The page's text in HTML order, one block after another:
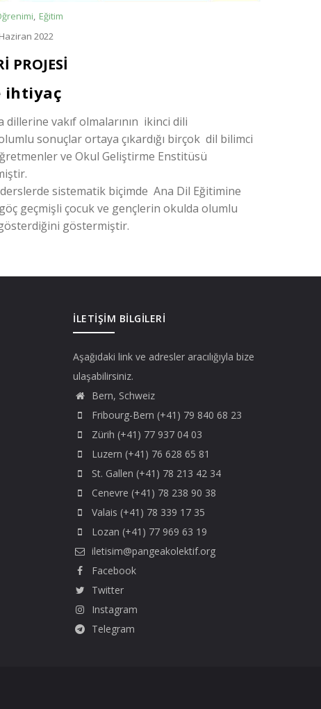
Eğitim
2022
PROJESİ
ihtiyaç
dillerine vakıf olmalarının ikinci dili
sonuçlar ortaya çıkardığı birçok dil bilimci
ve Okul Geliştirme Enstitüsü
sistematik biçimde Ana Dil Eğitimine
geçmişli çocuk ve gençlerin okulda olumlu
göstermiştir.
İLETIŞIM BILGILERI
Aşağıdaki link ve adresler aracılığıyla bize
ulaşabilirsiniz.
Bern, Schweiz
Fribourg-Bern (+41) 79 840 68 23
Zürih (+41) 77 937 04 03
Luzern (+41) 76 628 65 81
St. Gallen (+41) 78 213 42 34
Cenevre (+41) 78 238 90 38
Valais (+41) 78 339 17 35
Lozan (+41) 77 969 63 19
iletisim@pangeakolektif.org
Facebook
Twitter
Instagram
Telegram